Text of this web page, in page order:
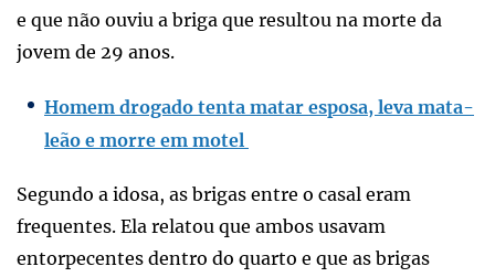
e que não ouviu a briga que resultou na morte da
jovem de 29 anos.
Homem drogado tenta matar esposa, leva mata-
leão e morre em motel
Segundo a idosa, as brigas entre o casal eram
frequentes. Ela relatou que ambos usavam
entorpecentes dentro do quarto e que as brigas